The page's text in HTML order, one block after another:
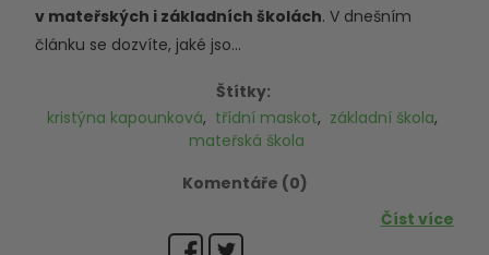
v mateřských i základních školách. V dnešním
článku se dozvíte, jaké jso...
Štítky:
kristýna kapounková, třídní maskot, základní škola,
mateřská škola
Komentáře (0)
Číst více